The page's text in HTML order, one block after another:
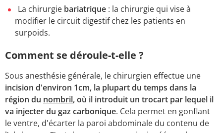
La chirurgie bariatrique : la chirurgie qui vise à
modifier le circuit digestif chez les patients en
surpoids.
Comment se déroule-t-elle ?
Sous anesthésie générale, le chirurgien effectue une
incision d'environ 1cm, la plupart du temps dans la
région du nombril, où il introduit un trocart par lequel il
va injecter du gaz carbonique. Cela permet en gonflant
le ventre, d'écarter la paroi abdominale du contenu de